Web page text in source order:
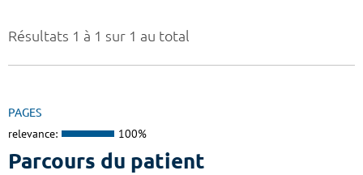
Résultats 1 à 1 sur 1 au total
PAGES
relevance: 100%
Parcours du patient